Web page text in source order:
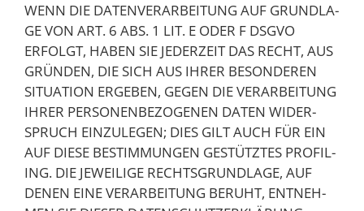
WENN DIE DATEN­VER­AR­BEI­TUNG AUF GRUND­LA­
GE VON ART. 6 ABS. 1 LIT. E ODER F DSGVO
ERFOLGT, HABEN SIE JEDER­ZEIT DAS RECHT, AUS
GRÜN­DEN, DIE SICH AUS IHRER BESON­DE­REN
SITUA­TI­ON ERGE­BEN, GEGEN DIE VER­AR­BEI­TUNG
IHRER PER­SO­NEN­BE­ZO­GE­NEN DATEN WIDER­
SPRUCH EIN­ZU­LE­GEN; DIES GILT AUCH FÜR EIN
AUF DIE­SE BESTIM­MUN­GEN GESTÜTZ­TES PRO­FIL­
ING. DIE JEWEI­LI­GE RECHTS­GRUND­LA­GE, AUF
DENEN EINE VER­AR­BEI­TUNG BERUHT, ENT­NEH­